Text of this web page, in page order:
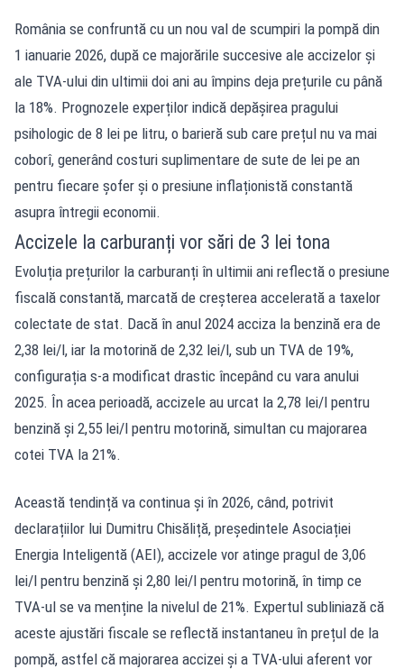
România se confruntă cu un nou val de scumpiri la pompă din
1 ianuarie 2026, după ce majorările succesive ale accizelor și
ale TVA-ului din ultimii doi ani au împins deja prețurile cu până
la 18%. Prognozele experților indică depășirea pragului
psihologic de 8 lei pe litru, o barieră sub care prețul nu va mai
coborî, generând costuri suplimentare de sute de lei pe an
pentru fiecare șofer și o presiune inflaționistă constantă
asupra întregii economii.
Accizele la carburanți vor sări de 3 lei tona
Evoluția prețurilor la carburanți în ultimii ani reflectă o presiune
fiscală constantă, marcată de creșterea accelerată a taxelor
colectate de stat. Dacă în anul 2024 acciza la benzină era de
2,38 lei/l, iar la motorină de 2,32 lei/l, sub un TVA de 19%,
configurația s-a modificat drastic începând cu vara anului
2025. În acea perioadă, accizele au urcat la 2,78 lei/l pentru
benzină și 2,55 lei/l pentru motorină, simultan cu majorarea
cotei TVA la 21%.
Această tendință va continua și în 2026, când, potrivit
declarațiilor lui Dumitru Chisăliță, președintele Asociației
Energia Inteligentă (AEI), accizele vor atinge pragul de 3,06
lei/l pentru benzină și 2,80 lei/l pentru motorină, în timp ce
TVA-ul se va menține la nivelul de 21%. Expertul subliniază că
aceste ajustări fiscale se reflectă instantaneu în prețul de la
pompă, astfel că majorarea accizei și a TVA-ului aferent vor